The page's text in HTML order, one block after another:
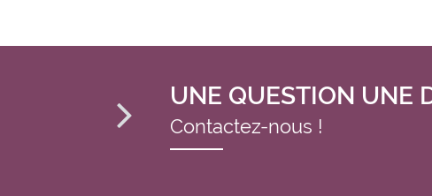
UNE QUESTION UNE
Contactez-nous !